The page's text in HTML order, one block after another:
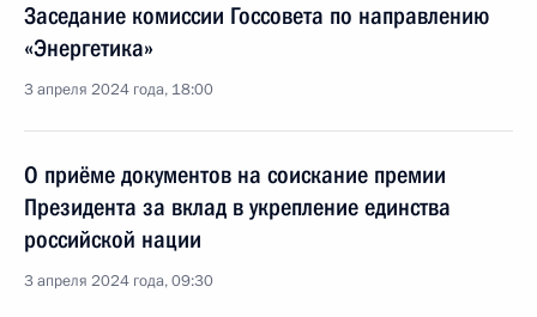
Заседание комиссии Госсовета по направлению
«Энергетика»
3 апреля 2024 года, 18:00
О приёме документов на соискание премии
Президента за вклад в укрепление единства
российской нации
3 апреля 2024 года, 09:30